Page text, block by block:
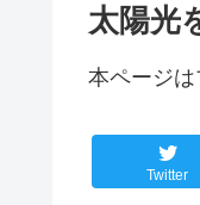
太陽光
本ページ
Twitter